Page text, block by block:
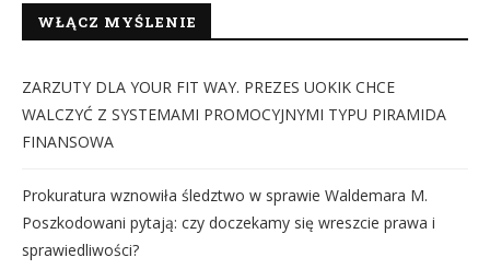
WŁĄCZ MYŚLENIE
ZARZUTY DLA YOUR FIT WAY. PREZES UOKIK CHCE
WALCZYĆ Z SYSTEMAMI PROMOCYJNYMI TYPU PIRAMIDA
FINANSOWA
Prokuratura wznowiła śledztwo w sprawie Waldemara M.
Poszkodowani pytają: czy doczekamy się wreszcie prawa i
sprawiedliwości?